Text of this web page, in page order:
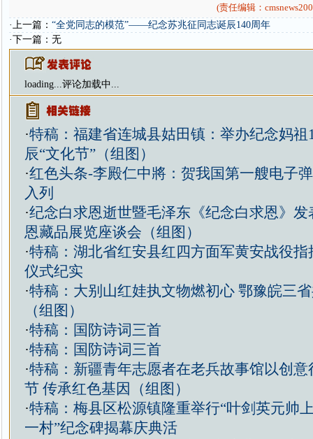
(责任编辑：
·上一篇： “全党同志的模范”——纪念苏兆征同志诞辰140周年
·下一篇：无
loading...评论加载中...
·特稿：福建省连城县姑田镇：举办纪念妈祖
辰“文化节”（组图）
·红色头条-李殿仁中將：贺我国第一艘电子
入列
·纪念白求恩逝世暨毛泽东《纪念白求恩》发
恩藏品展览座谈会（组图）
·特稿：湖北省红安县红四方面军黄安战役指
仪式纪实
·特稿：大别山红娃执文物燃初心 鄂豫皖三
（组图）
·特稿：国防诗词三首
·特稿：国防诗词三首
·特稿：新疆青年志愿者在老兵故事馆以创意
节 传承红色基因（组图）
·特稿：梅县区松源镇隆重举行“叶剑英元帅
一村”纪念碑揭幕庆典活